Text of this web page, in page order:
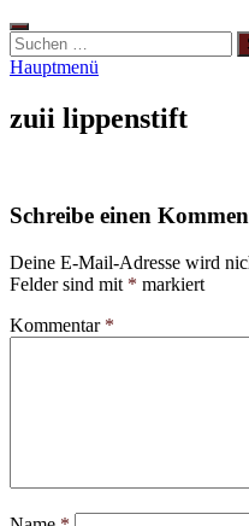
Suchen
nach:
Hauptmenü
zuii lippenstift
Schreibe einen
Deine E-Mail-Adresse wird
Felder sind mit * markiert
Kommentar *